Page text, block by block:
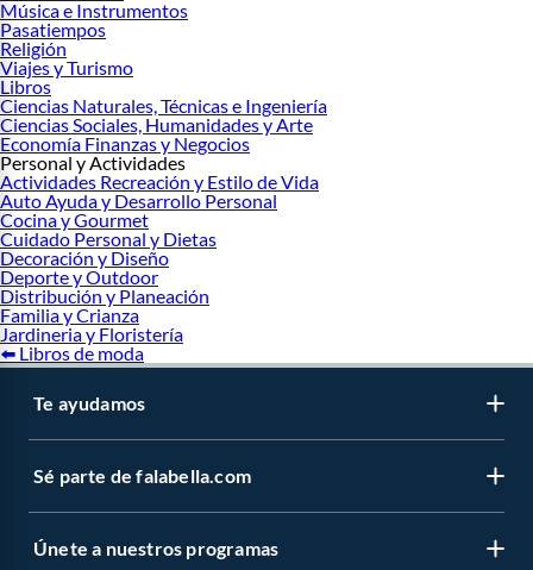
Música e Instrumentos
Pasatiempos
Religión
Viajes y Turismo
Libros
Ciencias Naturales, Técnicas e Ingeniería
Ciencias Sociales, Humanidades y Arte
Economía Finanzas y Negocios
Personal y Actividades
Actividades Recreación y Estilo de Vida
Auto Ayuda y Desarrollo Personal
Cocina y Gourmet
Cuidado Personal y Dietas
Decoración y Diseño
Deporte y Outdoor
Distribución y Planeación
Familia y Crianza
Jardineria y Floristería
⬅️ Libros de moda
Te ayudamos
Sé parte de falabella.com
Únete a nuestros programas